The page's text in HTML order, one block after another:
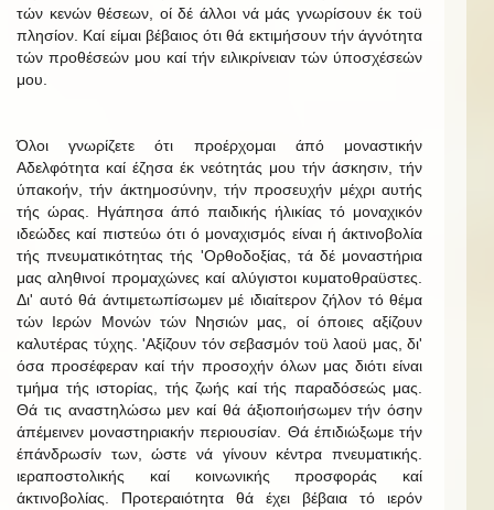
τών κενών θέσεων, οί δέ άλλοι νά μάς γνωρίσουν έκ τοϋ
πλησίον. Καί είμαι βέβαιος ότι θά εκτιμήσουν τήν άγνότητα
τών προθέσεών μου καί τήν ειλικρίνειαν τών ύποσχέσεών
μου.
Όλοι γνωρίζετε ότι προέρχομαι άπό μοναστικήν
Αδελφότητα καί έζησα έκ νεότητάς μου τήν άσκησιν, τήν
ύπακοήν, τήν άκτημοσύνην, τήν προσευχήν μέχρι αυτής
τής ώρας. Ηγάπησα άπό παιδικής ήλικίας τό μοναχικόν
ιδεώδες καί πιστεύω ότι ό μοναχισμός είναι ή άκτινοβολία
τής πνευματικότητας τής 'Ορθοδοξίας, τά δέ μοναστήρια
μας αληθινοί προμαχώνες καί αλύγιστοι κυματοθραϋστες.
Δι' αυτό θά άντιμετωπίσωμεν μέ ιδιαίτερον ζήλον τό θέμα
τών Ιερών Μονών τών Νησιών μας, οί όποιες αξίζουν
καλυτέρας τύχης. 'Αξίζουν τόν σεβασμόν τοϋ λαοϋ μας, δι'
όσα προσέφεραν καί τήν προσοχήν όλων μας διότι είναι
τμήμα τής ιστορίας, τής ζωής καί τής παραδόσεώς μας.
Θά τις αναστηλώσω μεν καί θά άξιοποιήσωμεν τήν όσην
άπέμεινεν μοναστηριακήν περιουσίαν. Θά έπιδιώξωμε τήν
έπάνδρωσίν των, ώστε νά γίνουν κέντρα πνευματικής.
ιεραποστολικής καί κοινωνικής προσφοράς καί
άκτινοβολίας. Προτεραιότητα θά έχει βέβαια τό ιερόν